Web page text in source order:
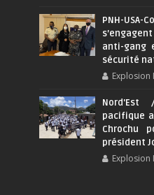
PNH-USA-
anti-gang
sécurité
Explosion
Nord'Est
pacifique
Chrochu
président
Explosion